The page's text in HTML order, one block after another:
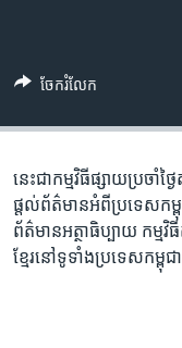
ចូល​
ស្វែង​
បណ្តាញ​សង្គម
ភាសា
ចែករំលែក
នេះ​ជា​កម្ម​វិធី​ផ្សាយ​ប្រចាំ​ថ្
ផ្តល់​ព័ត៌មាន​អំពី​ប្រទេស​ក
ព័ត៌មាន​អត្ថាធិប្បាយ​ កម្ម​
ខ្មែរ​នៅ​ទូទាំង​ប្រទេស​កម្ពុជ